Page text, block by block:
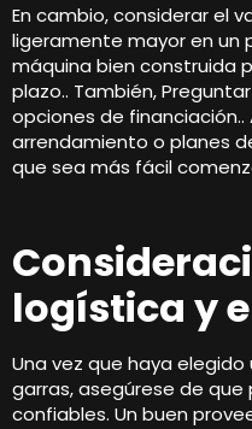
En cambio, considerar el
ligeramente mayor en un
máquina bien construida
plazo.. También,
opciones de financiación..
arrendamiento o planes
que sea más fácil
logística y
Una vez que haya
garras, asegúrese de
confiables. Un buen